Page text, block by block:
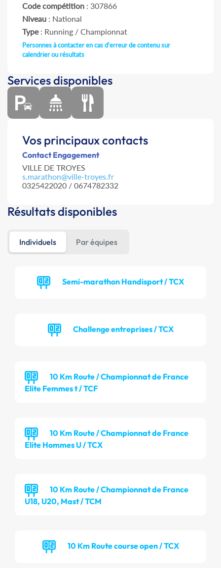
Code compétition : 307866
Niveau : National
Type: Running / Championnat
Personnes à contacter en cas d'erreur de contenu sur
calendrier ou résultats
Services disponibles
Vos principaux contacts
Contact Engagement
VILLE DE TROYES
s.marathon@ville-troyes.fr
0325422020 / 0674782332
Résultats disponibles
Individuels Par équipes
Semi-marathon Handisport / TCX
Challenge entreprises / TCX
10 Km Route / Championnat de France
Elite Femmes t / TCF
10 Km Route / Championnat de France
Elite Hommes U / TCX
10 Km Route / Championnat de France
U18, U20, Mast / TCM
10 Km Route course open / TCX